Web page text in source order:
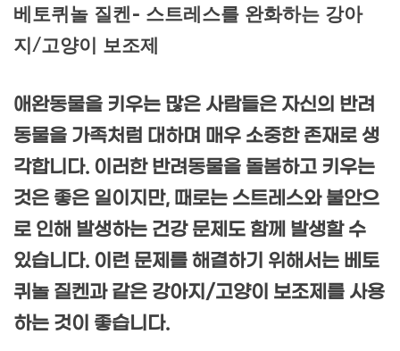
베토퀴놀 질켄- 스트레스를 완화하는 강아
지/고양이 보조제
애완동물을 키우는 많은 사람들은 자신의 반려
동물을 가족처럼 대하며 매우 소중한 존재로 생
각합니다. 이러한 반려동물을 돌봄하고 키우는
것은 좋은 일이지만, 때로는 스트레스와 불안으
로 인해 발생하는 건강 문제도 함께 발생할 수
있습니다. 이런 문제를 해결하기 위해서는 베토
퀴놀 질켄과 같은 강아지/고양이 보조제를 사용
하는 것이 좋습니다.